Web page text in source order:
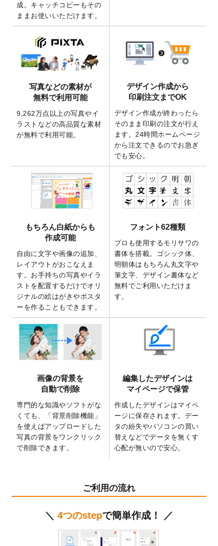
2026/4/21
アクリルキーホルダーのデザインテンプレ
ート を追加いたしました。
りました！
2025/12/22
【新商品】アクリルキーホルダーが作成で
きるようになりました！
2025/12/22
2026年版4月始まりのカレンダーデザイン
テンプレート
を公開いたしました。
開いたしました。
2025/9/30
【新商品】クリアファイルバッグ が作成で
きるようになりました！
2026年午年の年賀状デザインテンプレート
を公開いたしました。
2025/9/10
喪中はがき・寒中見舞いのデザインテンプ
レートを公開いたしました。
2025/8/1
9,160万点以上の写真やイラスト素材が無料
2025/7/30
キャンバスプリントのデザインテンプレー
トを追加いたしました。
2025/6/30
暑中見舞いのデザインテンプレートを追加
しました。
2025/6/27
キャンバスプリントのデザインテンプレー
トを追加いたしました。
2025/6/24
2026年版1月始まりのカレンダーデザイン
テンプレートを公開いたしました。
2025/6/9
「背景削除機能
」を実装しました。
2025/4/3
DMのデザインテンプレートを追加しまし
た。
を追加しました。
マスキングテープのデザインテンプレート
を追加しました。
2025/1/15
配置できるデータ形式が増えました。
（pdf、psd、eps、tifに対応）
2024/12/24
2025年版4月始まりのカレンダーデザイン
箔押し年賀状のデザインテンプレート
ステッカーのデザインテンプレート
しました。
2025年巳年の年賀状デザインテンプレート
成。キャッチコピーもその
ままお使いいただけます。
写真などの素材が
無料で利用可能
9,262万点以上の写真やイ
ラストなどの高品質な素材
が無料で利用可能。
デザイン作成から
印刷注文までOK
デザイン作成が終わったら
そのまま印刷の注文が行え
ます。24時間ホームページ
から注文できるのでお急ぎ
でも安心。
もちろん白紙からも
作成可能
自由に文字や画像の追加、
レイアウトがおこなえま
す。お手持ちの写真やイラ
ストを配置するだけでオリ
ジナルの絵はがきやポスタ
ーを作ることもできます。
フォント62種類
プロも使用するモリサワの
書体を搭載。ゴシック体、
明朝体はもちろん丸文字や
筆文字、デザイン書体など
無料でご利用いただけま
す。
画像の背景を
自動で削除
専門的な知識やソフトがな
くても、「背景削除機能」
を使えばアップロードした
写真の背景をワンクリック
で削除できます。
編集したデザインは
マイページで保管
作成したデザインはマイペ
ージに保存されます。デー
タの紛失やパソコンの買い
替えなどでデータを無くす
心配が無いので安心。
ご利用の流れ
＼ 4つのstepで簡単作成！ ／